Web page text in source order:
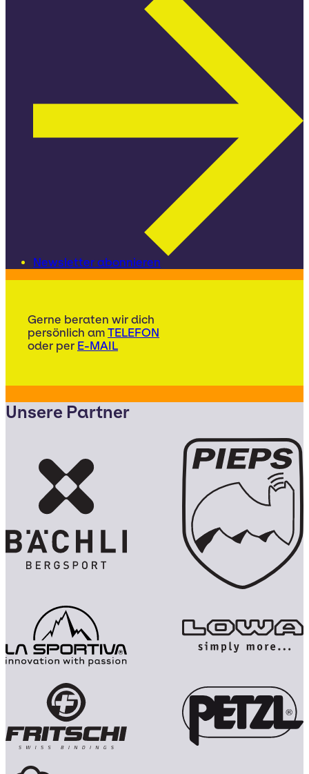
Newsletter abonnieren
Gerne beraten wir dich
persönlich am TELEFON
oder per E-MAIL
Unsere Partner